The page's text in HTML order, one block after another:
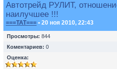
Автотрейд РУЛИТ,
наилучшее !!!
===TAT=== • 20 ноя 2010, 22:43
Просмотры: 844
Коментариев: 0
Оценка: